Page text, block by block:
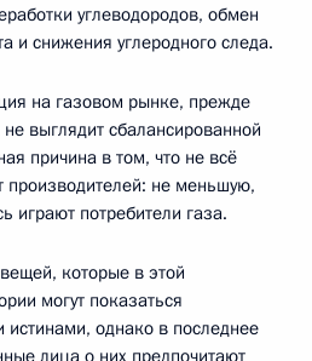
углеводородов, обмен
и снижения углеродного следа.
на газовом рынке, прежде
выглядит сбалансированной
причина в том, что не всё
производителей: не меньшую,
играют потребители газа.
которые в этой
могут показаться
однако в последнее
лица о них предпочитают